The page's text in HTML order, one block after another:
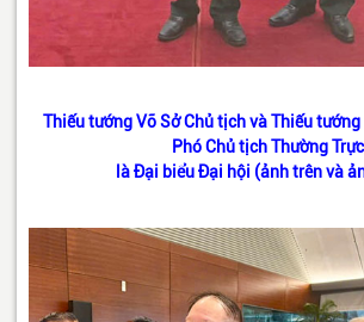
Thiếu tướng Võ Sở Chủ tịch và Thiếu tướng
Phó Chủ tịch Thường Trực
là Đại biểu Đại hội (ảnh trên và